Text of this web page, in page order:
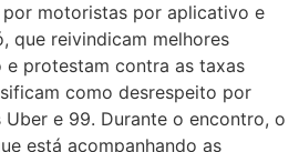
motoristas por aplicativo e
que reivindicam melhores
protestam contra as taxas
como desrespeito por
e 99. Durante o encontro, o
está acompanhando as